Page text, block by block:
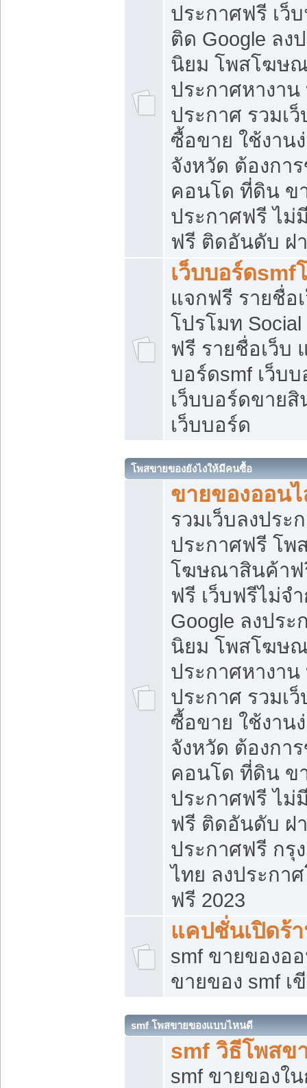
ประกาศฟรี เว็
ติด Google ลง
นิยม โพสโฆษ
ประกาศหางาน
ประกาศ รวมเ
ซื้อขาย ใช้งาน
จังหวัด ต้องกา
คอนโด ที่ดิน ข
ประกาศฟรี ไม่
ฟรี ติดอันดับ ฝ
เว็บบอร์ดsmf
แจกฟรี รายชื่อ
โปรโมท
ฟรี รายชื่อเว็บ
บอร์ดsmf เว็บ
เว็บบอร์ดขาย
เว็บบอร์ด
โพสขายของยังไงให้มีคนซื้อ
ขายของออน
รวมเว็บลงประ
ประกาศฟรี โพ
โฆษณาสินค้าฟ
ฟรี เว็บฟรีไม่จ
Google ลงปร
นิยม โพสโฆษ
ประกาศหางาน
ประกาศ รวมเ
ซื้อขาย ใช้งาน
จังหวัด ต้องกา
คอนโด ที่ดิน ข
ประกาศฟรี ไม่
ฟรี ติดอันดับ ฝ
ประกาศฟรี กรุ
ไทย ลงประกา
ฟรี 2023
แคปชั่นเปิดร้
smf ขายของอ
ขายของ smf เ
smf โพสขายของแบบไหนดี
smf วิธีโพสข
smf ขายของใ